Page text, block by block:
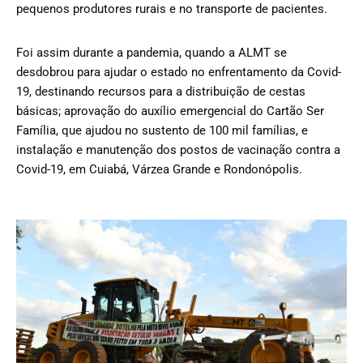
pequenos produtores rurais e no transporte de pacientes.
Foi assim durante a pandemia, quando a ALMT se
desdobrou para ajudar o estado no enfrentamento da Covid-
19, destinando recursos para a distribuição de cestas
básicas; aprovação do auxílio emergencial do Cartão Ser
Família, que ajudou no sustento de 100 mil famílias, e
instalação e manutenção dos postos de vacinação contra a
Covid-19, em Cuiabá, Várzea Grande e Rondonópolis.